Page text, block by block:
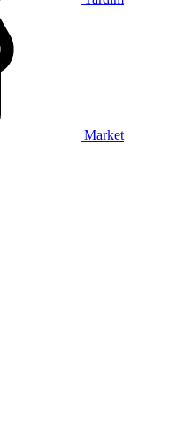
Market